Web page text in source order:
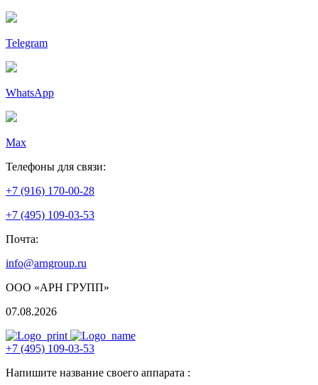
Telegram
WhatsApp
Max
Телефоны для связи:
+7 (916) 170-00-28
+7 (495) 109-03-53
Почта:
info@arngroup.ru
ООО «АРН ГРУПП»
07.08.2026
+7 (495) 109-03-53
Напишите название своего аппарата :